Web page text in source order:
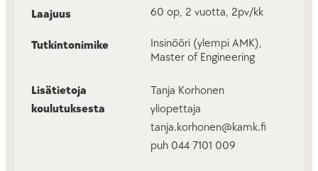
Laajuus 60 op, 2 vuotta, 2pv/kk
Tutkintonimike
Insinööri (ylempi AMK),
Master of Engineering
Lisätietoja
koulutuksesta
Tanja Korhonen
yliopettaja
tanja.korhonen@kamk.fi
puh 044 7101 009